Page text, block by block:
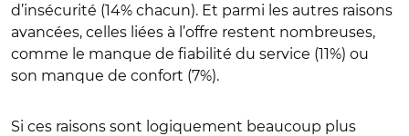
d’insécurité (14% chacun). Et parmi les autres raisons
avancées, celles liées à l’offre restent nombreuses,
comme le manque de fiabilité du service (11%) ou
son manque de confort (7%).
Si ces raisons sont logiquement beaucoup plus